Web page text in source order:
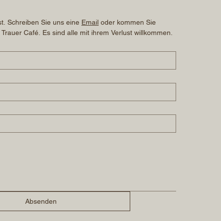
Schreiben Sie uns eine Email oder kommen Sie
Café. Es sind alle mit ihrem Verlust willkommen.
Absenden